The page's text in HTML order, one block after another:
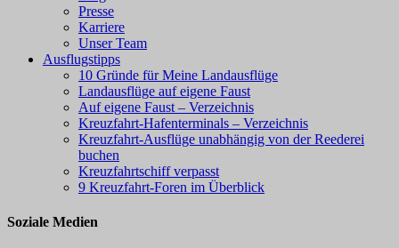
Presse
Karriere
Unser Team
Ausflugstipps
10 Gründe für Meine Landausflüge
Landausflüge auf eigene Faust
Auf eigene Faust – Verzeichnis
Kreuzfahrt-Hafenterminals – Verzeichnis
Kreuzfahrt-Ausflüge unabhängig von der Reederei
buchen
Kreuzfahrtschiff verpasst
9 Kreuzfahrt-Foren im Überblick
Soziale Medien